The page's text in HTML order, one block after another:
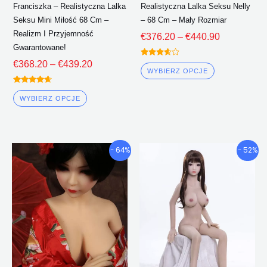
Franciszka – Realistyczna Lalka
Seksu Mini Miłość 68 Cm –
Realizm I Przyjemność
Gwarantowane!
€368.20 – €439.20
Oceniono
4.50
z 5
WYBIERZ OPCJE
produktu
Realistyczna Lalka Seksu Nelly
– 68 Cm – Mały Rozmiar
€376.20 – €440.90
Oceniono
3.50
z 5
WYBIERZ OPCJE
produktu
- 64%
Przedział
cenowy:
€378.35
Poprzez
€461.17
produkt
ma
wiele
wariantów.
Opcje
można
wybrać
- 52%
Przedział
cenowy:
Opcje
można
wybrać